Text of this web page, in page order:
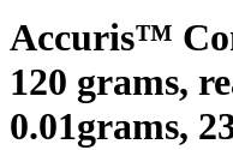
Accuris™
120 grams,
0.01grams,